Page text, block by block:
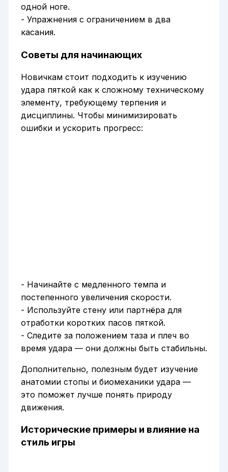
одной ноге.
- Упражнения с ограничением в два
касания.
Советы для начинающих
Новичкам стоит подходить к изучению
удара пяткой как к сложному техническому
элементу, требующему терпения и
дисциплины. Чтобы минимизировать
ошибки и ускорить прогресс:
- Начинайте с медленного темпа и
постепенного увеличения скорости.
- Используйте стену или партнёра для
отработки коротких пасов пяткой.
- Следите за положением таза и плеч во
время удара — они должны быть стабильны.
Дополнительно, полезным будет изучение
анатомии стопы и биомеханики удара —
это поможет лучше понять природу
движения.
Исторические примеры и влияние на
стиль игры